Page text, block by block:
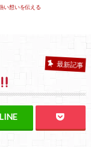
い想いを伝える
最新記事